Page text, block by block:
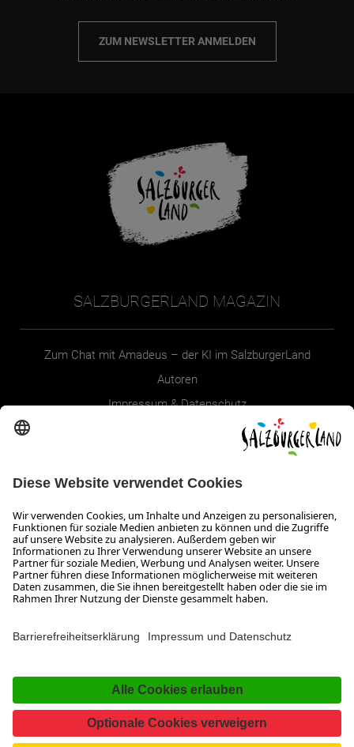
ZUM NEWSLETTER ANMELDEN
SALZBURGERLAND MAGAZIN
Zum Chat mit Amadeus – der KI im SalzburgerLand
Autoren
Impressum & Datenschutz
Erklärung zur Barrierefreiheit Magazin
SALZBURGERLAND
Infos zum Urlaub im SalzburgerLand
Veranstaltungen im SalzburgerLand
Aktuelle Urlaubsangebote
Presse